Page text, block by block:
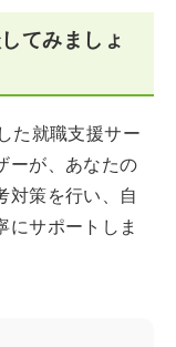
てみましょ
た就職支援サー
ーが、あなたの
対策を行い、自
にサポートしま